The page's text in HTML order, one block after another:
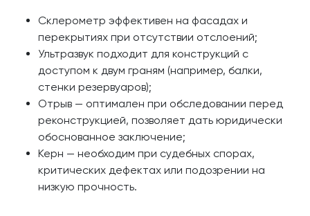
Склерометр эффективен на фасадах и
перекрытиях при отсутствии отслоений;
Ультразвук подходит для конструкций с
доступом к двум граням (например, балки,
стенки резервуаров);
Отрыв — оптимален при обследовании перед
реконструкцией, позволяет дать юридически
обоснованное заключение;
Керн — необходим при судебных спорах,
критических дефектах или подозрении на
низкую прочность.